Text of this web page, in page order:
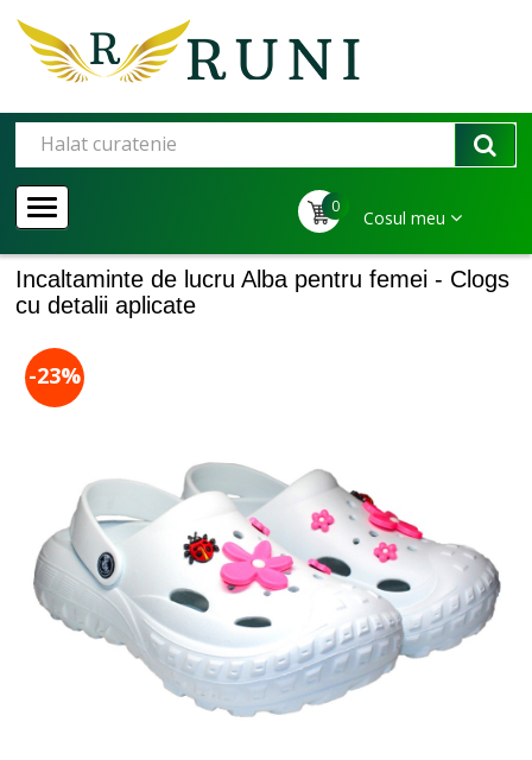
0
Cosul meu
Incaltaminte de lucru Alba pentru femei - Clogs
cu detalii aplicate
-23%